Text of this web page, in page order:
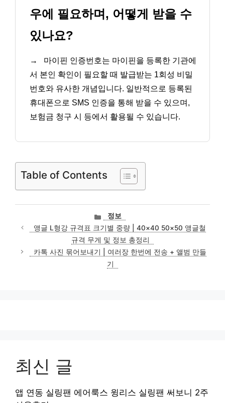
우에 필요하며, 어떻게 받을 수
있나요?
→
마이핀 인증번호는 마이핀을 등록한 기관에
서 본인 확인이 필요할 때 발급받는 1회성 비밀
번호와 유사한 개념입니다. 일반적으로 등록된
휴대폰으로 SMS 인증을 통해 받을 수 있으며,
보험금 청구 시 등에서 활용될 수 있습니다.
Table of Contents
카
테
고
리
정보
앵글 L형강 규격표 크기별 중량 | 40×40 50×50 앵글철
규격 무게 및 정보 총정리
카톡 사진 묶어보내기 | 여러장 한번에 전송 + 앨범 만들
기
최신 글
앱 연동 실링팬 에어룩스 윙리스 실링팬 써보니 2주